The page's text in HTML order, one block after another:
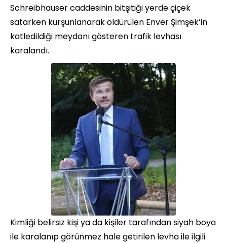
Schreibhauser caddesinin bitşitiği yerde çiçek
satarken kurşunlanarak öldürülen Enver Şimşek’in
katledildiği meydanı gösteren trafik levhası
karalandı.
Kimliği belirsiz kişi ya da kişiler tarafından siyah boya
ile karalanıp görünmez hale getirilen levha ile ilgili